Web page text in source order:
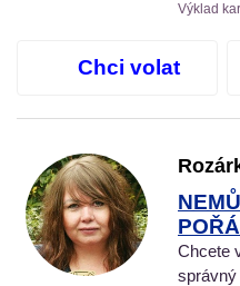
Výklad
Chci volat
Chcete
správný